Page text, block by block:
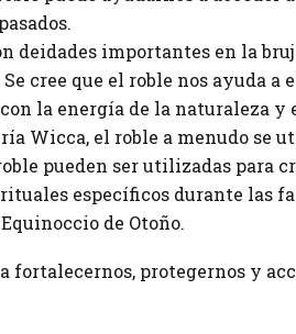
deidades importantes en la
cree que el roble nos ayuda a
la energía de la naturaleza y
Wicca, el roble a menudo se
pueden ser utilizadas para
específicos durante las
de Otoño.
fortalecernos, protegernos y